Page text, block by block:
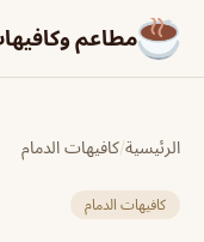
مطاعم
الرئيسية/كافيهات الدمام
كافيهات الدمام